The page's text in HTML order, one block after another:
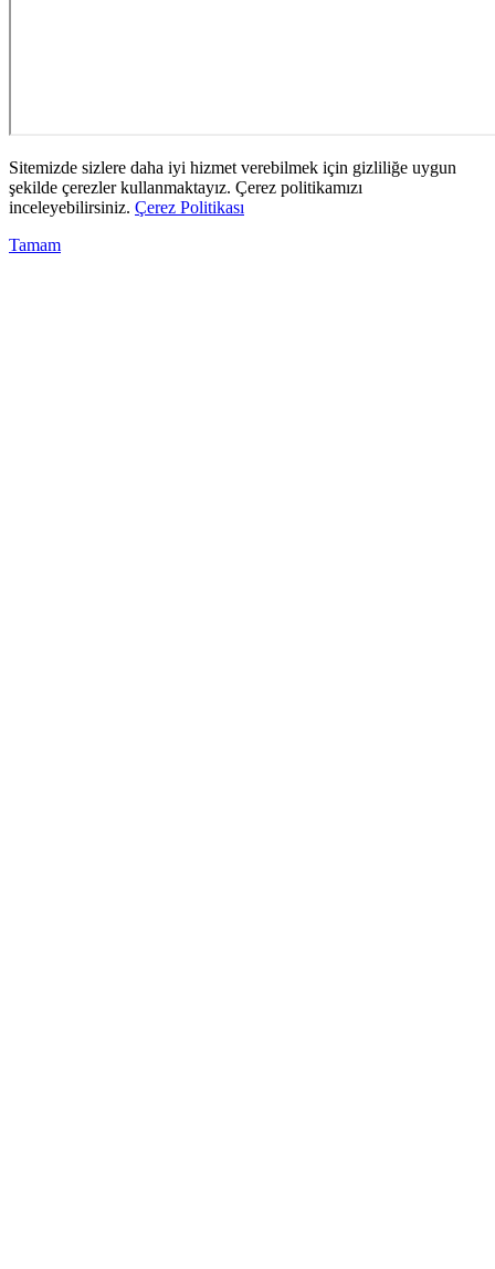
Sitemizde sizlere daha iyi hizmet verebilmek için gizliliğe uygun
şekilde çerezler kullanmaktayız. Çerez politikamızı
inceleyebilirsiniz. Çerez Politikası
Tamam